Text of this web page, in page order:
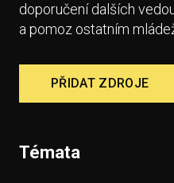
doporučení dalších
a pomoz ostatním
PŘIDAT ZDROJE
Témata